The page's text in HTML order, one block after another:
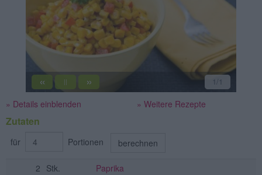
« || » 1 /1
» Details einblenden » Weitere Rezepte
Zutaten
für Portionen berechnen
2 Stk.
Paprika